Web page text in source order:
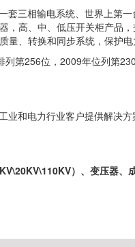
套三相输电系统、世界上第
，高、中、低压开关柜产品
量、转换和同步系统，保护
第256位，2009年位列第
业和电力行业客户提供解决
）、变压器、